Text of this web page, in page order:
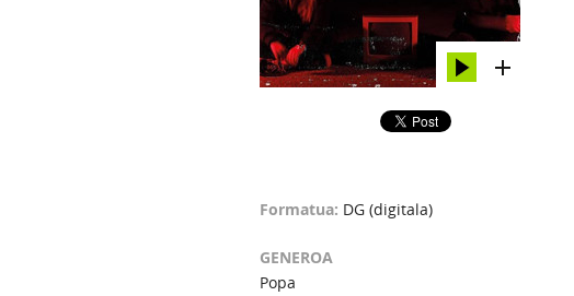
Formatua: DG (digitala)
GENEROA
Popa